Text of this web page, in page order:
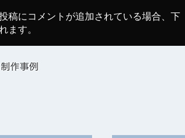
稿にコメントが追加されている場合、下
ます。